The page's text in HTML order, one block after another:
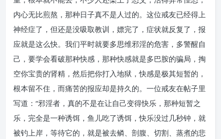
内心无比煎熬，那种日子真不是人过的。这位戒友已经得上
神经症了，但还是没吸取教训，嫖完了，症状就反复了，报
应就是这么快。我们平时就要多思维邪淫的危害，多警醒自
己，要学会看破那种快感，那种快感就是多巴胺的骗局，掏
空你宝贵的肾精，然后把你打入地狱，快感是极其短暂的，
根本留不住，而痛苦的报应却是持久的。一位戒友在帖子里
写道：“邪淫者，真的不是在让自己变得快乐，那种短暂之
乐，完全是一种诱饵，鱼儿吃了诱饵，快乐没过几秒钟，就
被钓上岸，等待它的，就是被去鳞、剖腹、切割、蒸煮的悲